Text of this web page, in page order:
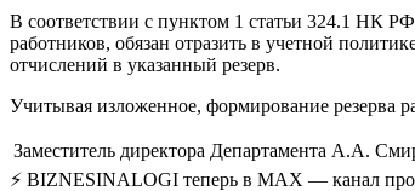
В соответствии с пунктом 1 статьи 324.1 НК
работников, обязан отразить в учетной
отчислений в указанный резерв.
Учитывая изложенное, формирование резерва
Заместитель директора Департамента А.А.
⚡ BIZNESINALOGI теперь в MAX — канал про